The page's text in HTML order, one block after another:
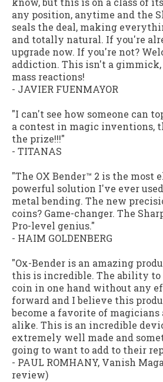
any position, anytime and the
seals the deal, making
and totally natural. If you're
upgrade now. If you're not?
addiction. This isn't a gimmick,
mass reactions!
- JAVIER FUENMAYOR
"I can't see how someone can
a contest in magic inventions,
the prize!!!"
- TITANAS
"The OX Bender™ 2 is the most
powerful solution I've ever
metal bending. The new
coins? Game-changer. The
Pro-level genius."
- HAIM GOLDENBERG
"Ox-Bender is an amazing
this is incredible. The ability to
coin in one hand without any
forward and I believe this
become a favorite of
alike. This is an incredible
extremely well made and
going to want to add to their
- PAUL ROMHANY, Vanish
review)